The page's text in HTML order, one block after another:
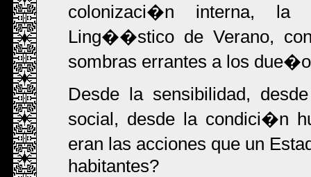
colonizaci�n interna, la
Ling��stico de Verano,
sombras errantes a los
Desde la sensibilidad,
social, desde la condici�n
eran las acciones que un
habitantes?